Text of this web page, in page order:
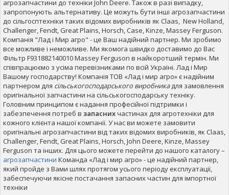
агрозапчастини до техніки John Deere. Також в разі випадку,
запропонують альтернативу. Це можуть бути інші агрозапчастини
до сільгосптехніки таких відомих виробників як Claas, New Holland,
Challenger, Fendt, Great Plains, Horsch, Case, Kinze, Massey Ferguson.
Компанія "Лад і Мир агро" - це Ваш надійний партнер. Ми зробимо
все можливе і неможливе. Ми якомога швидко доставимо до Вас
Фільтр F931882140010 Massey Ferguson в найкоротший термін. Ми
співпрацюємо з усіма перевізниками по всій Україні. Лад і Мир
Вашому господарству! Компанія ТОВ «Лад і мир агро» є надійним
партнером для сільськогосподарського виробникадля замовлення
оригінальної запчастини на сільськогосподарську техніку.
Головним принципом є надання професійної підтримки і
забезпечення потреб в запаснихчастинах для агротехніки для
кожного клієнта нашої компанії. У нас ви можете замовити
оригінальні агрозапчастини від таких відомих виробників, як Claas,
Challenger, Fendt, Great Plains, Horsch, John Deere, Kinze, Massey
Ferguson та інших. Для цього можете перейти до нашого каталогу –
агрозапчастини Команда «Лад і мир агро» - це надійний партнер,
який пройде з Вами шлях протягом усього періоду експлуатації,
забеспечуючи якісне постачання запасних частин для імпортної
техніки